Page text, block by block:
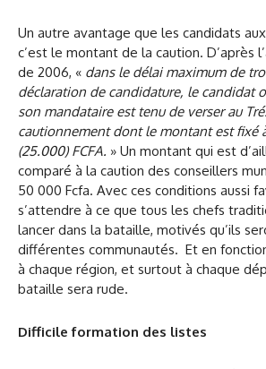
Un autre avantage que les candidats
c’est le montant de la caution. D’après
de 2006, « dans le délai maximum de
déclaration de candidature, le candidat
son mandataire est tenu de verser au
cautionnement dont le montant est fixé
(25.000) FCFA. » Un montant qui est
comparé à la caution des conseillers
50 000 Fcfa. Avec ces conditions aussi
s’attendre à ce que tous les chefs
lancer dans la bataille, motivés qu’ils
différentes communautés. Et en
à chaque région, et surtout à chaque
bataille sera rude.
Difficile formation des listes